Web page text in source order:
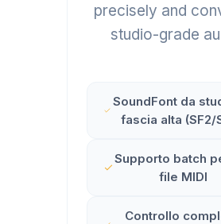
precisely and
studio-grade
SoundFont da
fascia alta (SF2/
Supporto batch
file MIDI
Controllo